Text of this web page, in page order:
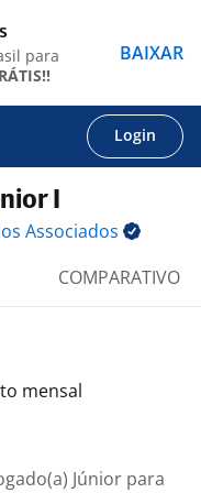
Login
I
Associados
COMPARATIVO
mensal
Júnior para
para
BAIXAR